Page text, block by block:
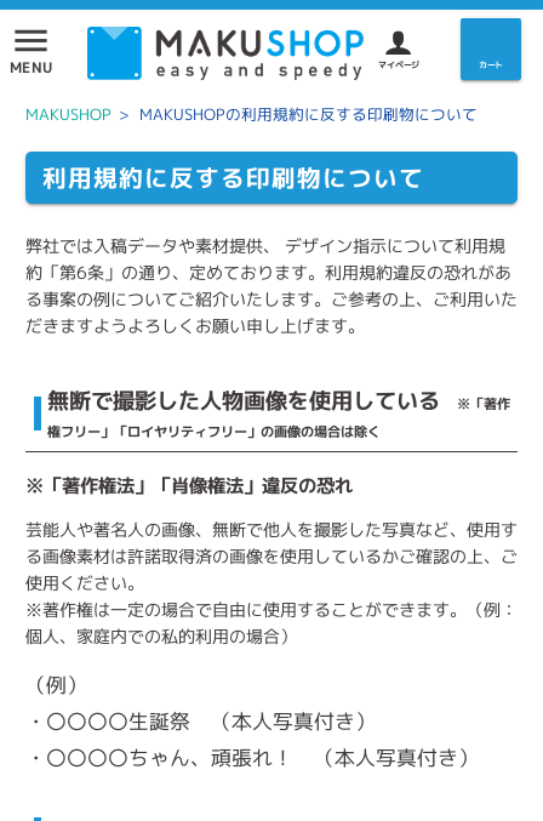
menu
MENU マイページ カート
MAKUSHOP > MAKUSHOPの利用規約に反する印刷物について
利用規約に反する印刷物について
弊社では入稿データや素材提供、 デザイン指示について利用規
約「第6条」の通り、定めております。利用規約違反の恐れがあ
る事案の例についてご紹介いたします。ご参考の上、ご利用いた
だきますようよろしくお願い申し上げます。
無断で撮影した人物画像を使用している
※「著作
権フリー」「ロイヤリティフリー」の画像の場合は除く
※「著作権法」「肖像権法」違反の恐れ
芸能人や著名人の画像、無断で他人を撮影した写真など、使用す
る画像素材は許諾取得済の画像を使用しているかご確認の上、ご
使用ください。
※著作権は一定の場合で自由に使用することができます。（例：
個人、家庭内での私的利用の場合）
（例）
・〇〇〇〇生誕祭 （本人写真付き）
・〇〇〇〇ちゃん、頑張れ！ （本人写真付き）